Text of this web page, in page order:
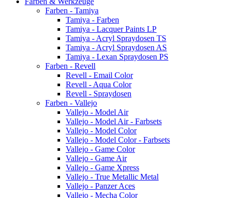
Farben - Tamiya
Tamiya - Farben
Tamiya - Lacquer Paints LP
Tamiya - Acryl Spraydosen TS
Tamiya - Acryl Spraydosen AS
Tamiya - Lexan Spraydosen PS
Farben - Revell
Revell - Email Color
Revell - Aqua Color
Revell - Spraydosen
Farben - Vallejo
Vallejo - Model Air
Vallejo - Model Air - Farbsets
Vallejo - Model Color
Vallejo - Model Color - Farbsets
Vallejo - Game Color
Vallejo - Game Air
Vallejo - Game Xpress
Vallejo - True Metallic Metal
Vallejo - Panzer Aces
Vallejo - Mecha Color